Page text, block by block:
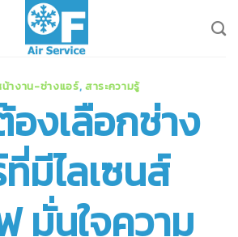
างาน-ช่างแอร์, สาระความรู้
องเลือกช่าง
มีไลเซนส์
มั่นใจความ